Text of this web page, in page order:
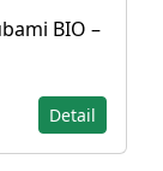
BIO –
Detail